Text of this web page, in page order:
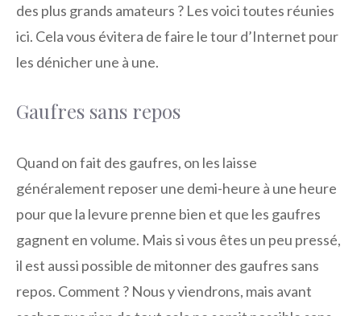
des plus grands amateurs ? Les voici toutes réunies
ici. Cela vous évitera de faire le tour d’Internet pour
les dénicher une à une.
Gaufres sans repos
Quand on fait des gaufres, on les laisse
généralement reposer une demi-heure à une heure
pour que la levure prenne bien et que les gaufres
gagnent en volume. Mais si vous êtes un peu pressé,
il est aussi possible de mitonner des gaufres sans
repos. Comment ? Nous y viendrons, mais avant